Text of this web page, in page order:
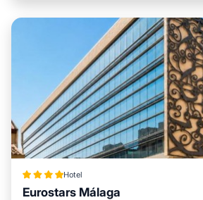
Hotel
Eurostars Málaga
Desayuno